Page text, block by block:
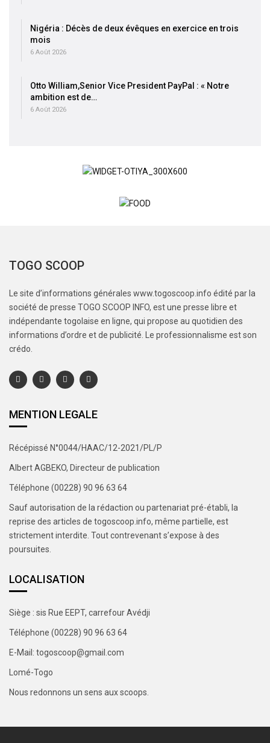
Nigéria : Décès de deux évêques en exercice en trois
mois
6 Août 2026
Otto William,Senior Vice President PayPal : « Notre
ambition est de…
6 Août 2026
TOGO SCOOP
Le site d’informations générales www.togoscoop.info édité par la
société de presse TOGO SCOOP INFO, est une presse libre et
indépendante togolaise en ligne, qui propose au quotidien des
informations d’ordre et de publicité. Le professionnalisme est son
crédo.
MENTION LEGALE
Récépissé N°0044/HAAC/12-2021/PL/P
Albert AGBEKO, Directeur de publication
Téléphone (00228) 90 96 63 64
Sauf autorisation de la rédaction ou partenariat pré-établi, la
reprise des articles de togoscoop.info, même partielle, est
strictement interdite. Tout contrevenant s’expose à des
poursuites.
LOCALISATION
Siège : sis Rue EEPT, carrefour Avédji
Téléphone (00228) 90 96 63 64
E-Mail: togoscoop@gmail.com
Lomé-Togo
Nous redonnons un sens aux scoops.